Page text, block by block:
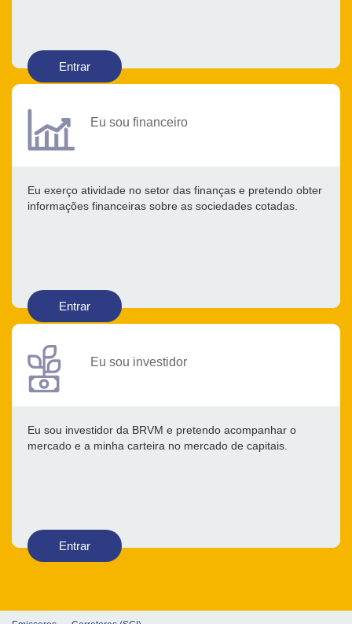
Entrar
Eu sou financeiro
Eu exerço atividade no setor das finanças e pretendo obter
informações financeiras sobre as sociedades cotadas.
Entrar
Eu sou investidor
Eu sou investidor da BRVM e pretendo acompanhar o
mercado e a minha carteira no mercado de capitais.
Entrar